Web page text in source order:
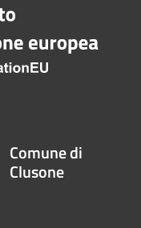
Comune di
Clusone